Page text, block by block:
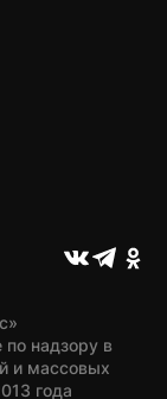
надзору в
и массовых
года